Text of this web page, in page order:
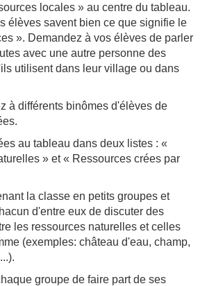
locales » au centre du tableau.
élèves savent bien ce que signifie le
». Demandez à vos élèves de parler
avec une autre personne des
utilisent dans leur village ou dans
à différents binômes d'élèves de
au tableau dans deux listes : «
» et « Ressources crées par
la classe en petits groupes et
d'entre eux de discuter des
les ressources naturelles et celles
(exemples: château d'eau, champ,
groupe de faire part de ses